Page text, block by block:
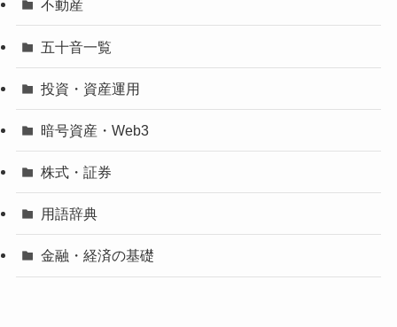
不動産
五十音一覧
投資・資産運用
暗号資産・Web3
株式・証券
用語辞典
金融・経済の基礎